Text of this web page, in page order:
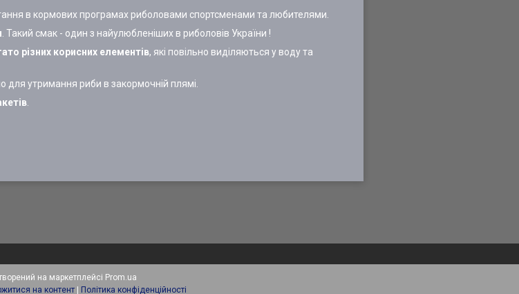
в кормових програмах риболовами спортсменами та любителями.
. Такий смак - один з найулюбленіших в риболовів України !
різних корисних елементів, які повільно виділяються у воду та
утримання риби в закормочній плямі.
на маркетплейсі Prom.ua
на контент Політика конфіденційності